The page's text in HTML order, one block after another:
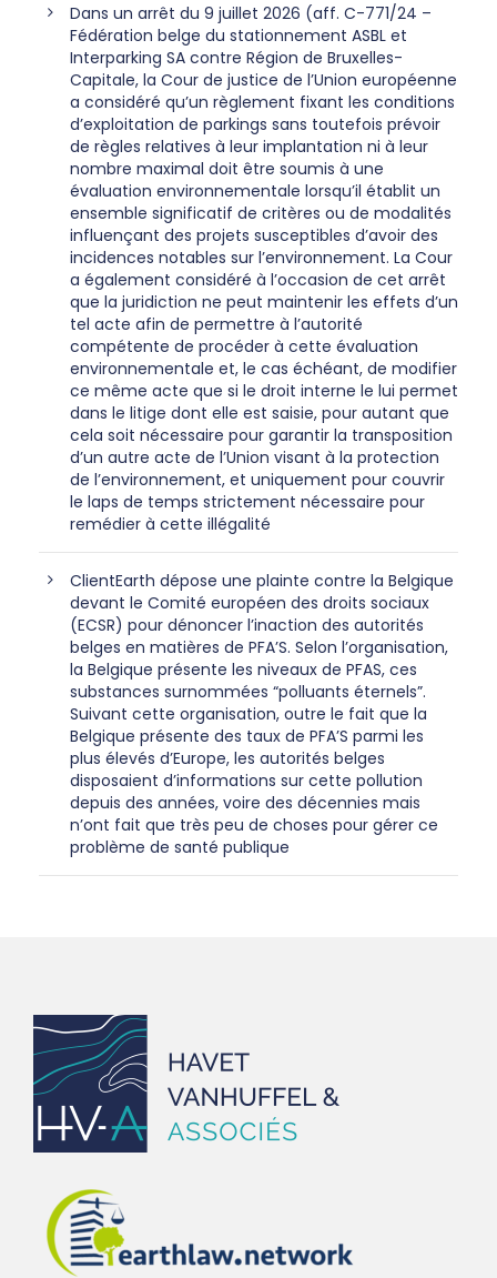
Dans un arrêt du 9 juillet 2026 (aff. C-771/24 –
Fédération belge du stationnement ASBL et
Interparking SA contre Région de Bruxelles-
Capitale, la Cour de justice de l’Union européenne
a considéré qu’un règlement fixant les conditions
d’exploitation de parkings sans toutefois prévoir
de règles relatives à leur implantation ni à leur
nombre maximal doit être soumis à une
évaluation environnementale lorsqu’il établit un
ensemble significatif de critères ou de modalités
influençant des projets susceptibles d’avoir des
incidences notables sur l’environnement. La Cour
a également considéré à l’occasion de cet arrêt
que la juridiction ne peut maintenir les effets d’un
tel acte afin de permettre à l’autorité
compétente de procéder à cette évaluation
environnementale et, le cas échéant, de modifier
ce même acte que si le droit interne le lui permet
dans le litige dont elle est saisie, pour autant que
cela soit nécessaire pour garantir la transposition
d’un autre acte de l’Union visant à la protection
de l’environnement, et uniquement pour couvrir
le laps de temps strictement nécessaire pour
remédier à cette illégalité
ClientEarth dépose une plainte contre la Belgique
devant le Comité européen des droits sociaux
(ECSR) pour dénoncer l’inaction des autorités
belges en matières de PFA’S. Selon l’organisation,
la Belgique présente les niveaux de PFAS, ces
substances surnommées “polluants éternels”.
Suivant cette organisation, outre le fait que la
Belgique présente des taux de PFA’S parmi les
plus élevés d’Europe, les autorités belges
disposaient d’informations sur cette pollution
depuis des années, voire des décennies mais
n’ont fait que très peu de choses pour gérer ce
problème de santé publique